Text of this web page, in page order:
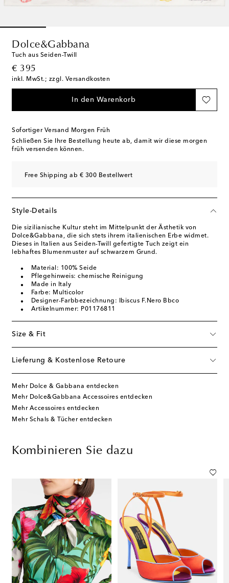
Dolce&Gabbana
Tuch aus Seiden-Twill
€ 395
original price
inkl. MwSt.; zzgl. Versandkosten
In den Warenkorb
Sofortiger Versand Morgen Früh
Schließen Sie Ihre Bestellung heute ab, damit wir diese morgen
früh versenden können.
Free Shipping ab € 300 Bestellwert
Style-Details
Die sizilianische Kultur steht im Mittelpunkt der Ästhetik von
Dolce&Gabbana, die sich stets ihrem italienischen Erbe widmet.
Dieses in Italien aus Seiden-Twill gefertigte Tuch zeigt ein
lebhaftes Blumenmuster auf schwarzem Grund.
Material: 100% Seide
Pflegehinweis: chemische Reinigung
Made in Italy
Farbe: Multicolor
Designer-Farbbezeichnung: Ibiscus F.Nero Bbco
Artikelnummer: P01176811
Size & Fit
Lieferung & Kostenlose Retoure
Mehr Dolce & Gabbana entdecken
Mehr Dolce&Gabbana Accessoires entdecken
Mehr Accessoires entdecken
Mehr Schals & Tücher entdecken
Kombinieren Sie dazu